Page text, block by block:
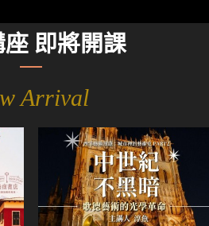
即將開課
Arrival